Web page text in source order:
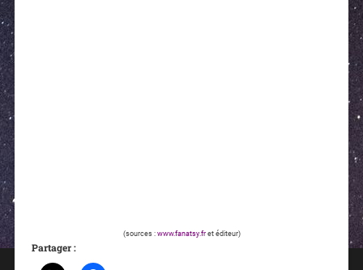
(sources : www.fanatsy.fret éditeur)
Partager :